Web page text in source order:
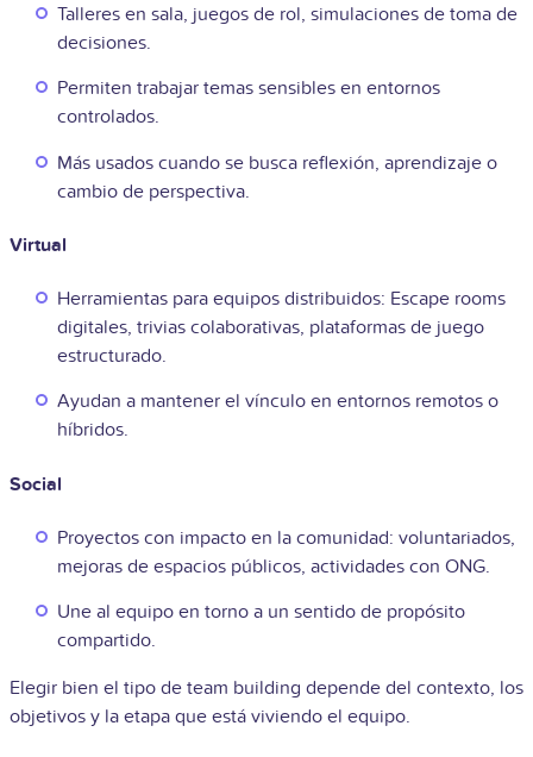
Talleres en sala, juegos de rol, simulaciones de toma de
decisiones.
Permiten trabajar temas sensibles en entornos
controlados.
Más usados cuando se busca reflexión, aprendizaje o
cambio de perspectiva.
Virtual
Herramientas para equipos distribuidos: Escape rooms
digitales, trivias colaborativas, plataformas de juego
estructurado.
Ayudan a mantener el vínculo en entornos remotos o
híbridos.
Social
Proyectos con impacto en la comunidad: voluntariados,
mejoras de espacios públicos, actividades con ONG.
Une al equipo en torno a un sentido de propósito
compartido.
Elegir bien el tipo de team building depende del contexto, los
objetivos y la etapa que está viviendo el equipo.